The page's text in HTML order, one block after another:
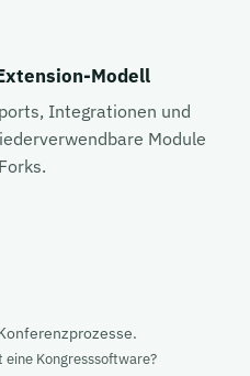
Modell
Integrationen und
Module
eine Kongresssoftware?